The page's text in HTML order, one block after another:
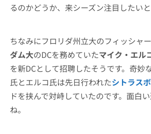
るのかどうか、来シーズン注目したいと
ちなみにフロリダ州立大のフィッシャ
ダム大のDCを務めていたマイク・エル
を新DCとして招聘したそうです。奇妙
氏とエルコ氏は先日行われたシトラス
ドを挟んで対峙していたのです。面白
ね。